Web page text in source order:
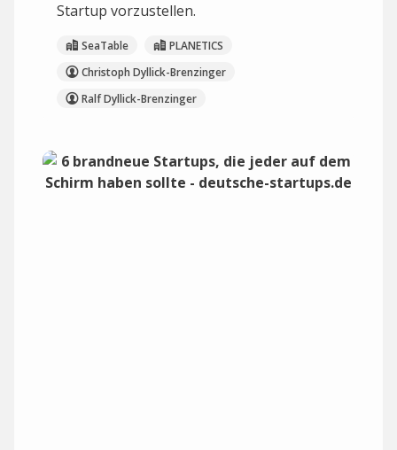
Startup vorzustellen.
SeaTable
PLANETICS
Christoph Dyllick-Brenzinger
Ralf Dyllick-Brenzinger